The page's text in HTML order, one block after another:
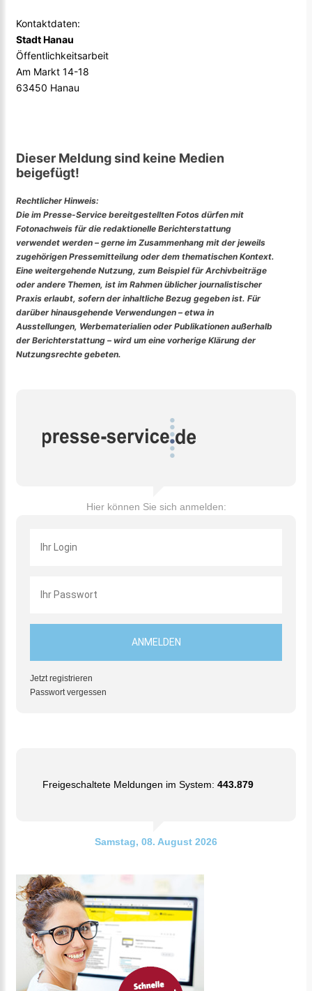
Kontaktdaten:
Stadt Hanau
Öffentlichkeitsarbeit
Am Markt 14-18
63450 Hanau
Dieser Meldung sind keine Medien
beigefügt!
Rechtlicher Hinweis:
Die im Presse-Service bereitgestellten Fotos dürfen mit
Fotonachweis für die redaktionelle Berichterstattung
verwendet werden – gerne im Zusammenhang mit der jeweils
zugehörigen Pressemitteilung oder dem thematischen Kontext.
Eine weitergehende Nutzung, zum Beispiel für Archivbeiträge
oder andere Themen, ist im Rahmen üblicher journalistischer
Praxis erlaubt, sofern der inhaltliche Bezug gegeben ist. Für
darüber hinausgehende Verwendungen – etwa in
Ausstellungen, Werbematerialien oder Publikationen außerhalb
der Berichterstattung – wird um eine vorherige Klärung der
Nutzungsrechte gebeten.
Hier können Sie sich anmelden:
Jetzt registrieren
Passwort vergessen
Freigeschaltete Meldungen im System: 443.879
Samstag, 08. August 2026